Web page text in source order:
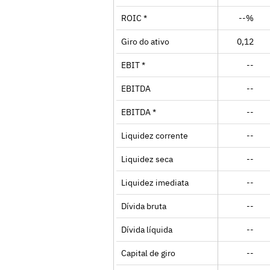
ROIC * --%
Giro do ativo 0,12
EBIT * --
EBITDA --
EBITDA * --
Liquidez corrente --
Liquidez seca --
Liquidez imediata --
Dívida bruta --
Dívida líquida --
Capital de giro --